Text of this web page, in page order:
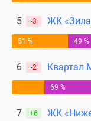
5 -3 ЖК
51 % 49 %
6 -2 Квартал
69 %
7 +6 ЖК